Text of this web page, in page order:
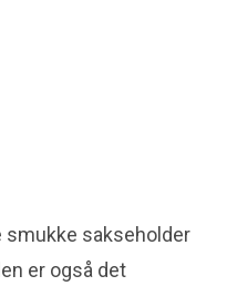
smukke sakseholder
er også det